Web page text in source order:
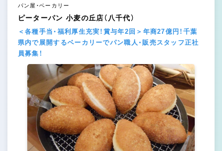
パン屋・ベーカリー
ピーターパン 小麦の丘店（八千代）
＜各種手当・福利厚生充実！賞与年2回＞年商27億円！千葉
県内で展開するベーカリーでパン職人・販売スタッフ正社
員募集！